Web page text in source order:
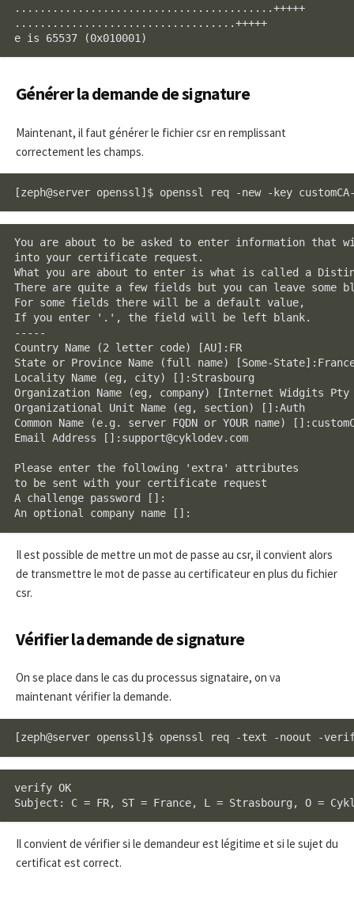
.........................................+++++
...................................+++++
e is 65537 (0x010001)
Générer la demande de signature
Maintenant, il faut générer le fichier csr en remplissant
correctement les champs.
[zeph@server openssl]$ openssl req -new -key
You are about to be asked to enter information that
into your certificate request.
What you are about to enter is what is called a
There are quite a few fields but you can leave some
For some fields there will be a default value,
If you enter '.', the field will be left blank.
-----
Country Name (2 letter code) [AU]:FR
State or Province Name (full name) [Some-
Locality Name (eg, city) []:Strasbourg
Organization Name (eg, company) [Internet Widgits
Organizational Unit Name (eg, section) []:Auth
Common Name (e.g. server FQDN or YOUR name)
Email Address []:support@cyklodev.com
Please enter the following 'extra' attributes
to be sent with your certificate request
A challenge password []:
An optional company name []:
Il est possible de mettre un mot de passe au csr, il convient alors
de transmettre le mot de passe au certificateur en plus du fichier
csr.
Vérifier la demande de signature
On se place dans le cas du processus signataire, on va
maintenant vérifier la demande.
[zeph@server openssl]$ openssl req -text -noout -
verify OK
Subject: C = FR, ST = France, L = Strasbourg, O =
Il convient de vérifier si le demandeur est légitime et si le sujet du
certificat est correct.